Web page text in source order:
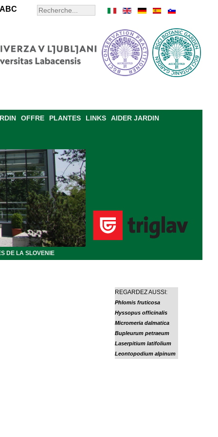
ABC
OFFRE PLANTES LINKS AIDER JARDIN
DE LA SLOVENIE
REGARDEZ AUSSI:
Phlomis fruticosa
Hyssopus officinalis
Micromeria dalmatica
Bupleurum petraeum
Laserpitium latifolium
Leontopodium alpinum